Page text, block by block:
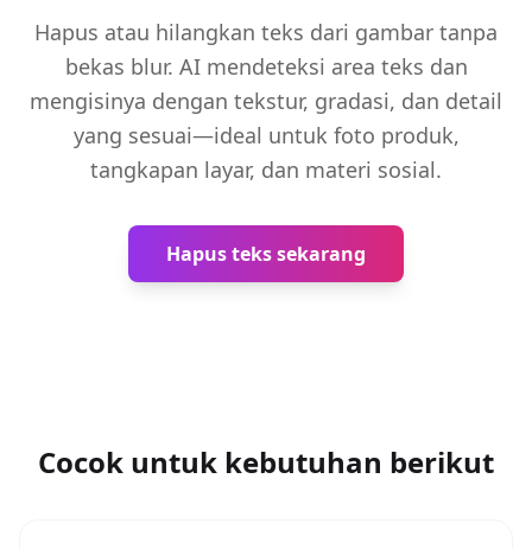
Hapus atau hilangkan teks dari gambar tanpa
bekas blur. AI mendeteksi area teks dan
mengisinya dengan tekstur, gradasi, dan detail
yang sesuai—ideal untuk foto produk,
tangkapan layar, dan materi sosial.
Hapus teks sekarang
Cocok untuk kebutuhan berikut